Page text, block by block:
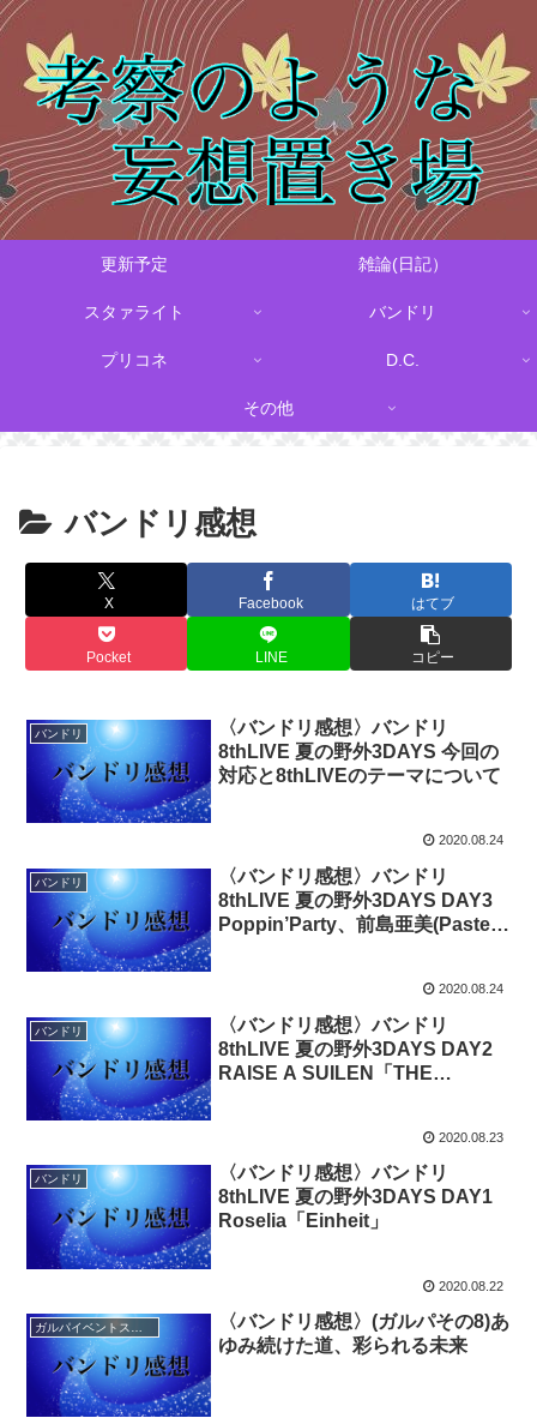
更新予定 雑論(日記）
スタァライト バンドリ
プリコネ D.C.
その他
バンドリ感想
X Facebook はてブ
Pocket LINE コピー
バンドリ
〈バンドリ感想〉バンドリ
8thLIVE 夏の野外3DAYS 今回の
対応と8thLIVEのテーマについて
2020.08.24
バンドリ
〈バンドリ感想〉バンドリ
8thLIVE 夏の野外3DAYS DAY3
Poppin’Party、前島亜美(Pastel
Live ～Summerly Tone♪～」2020.08.24
バンドリ
〈バンドリ感想〉バンドリ
8thLIVE 夏の野外3DAYS DAY2
RAISE A SUILEN「THE
2020.08.23
バンドリ
〈バンドリ感想〉バンドリ
8thLIVE 夏の野外3DAYS DAY1
Roselia「Einheit」
2020.08.22
〈バンドリ感想〉(ガルパその8)あ
ゆみ続けた道、彩られる未来